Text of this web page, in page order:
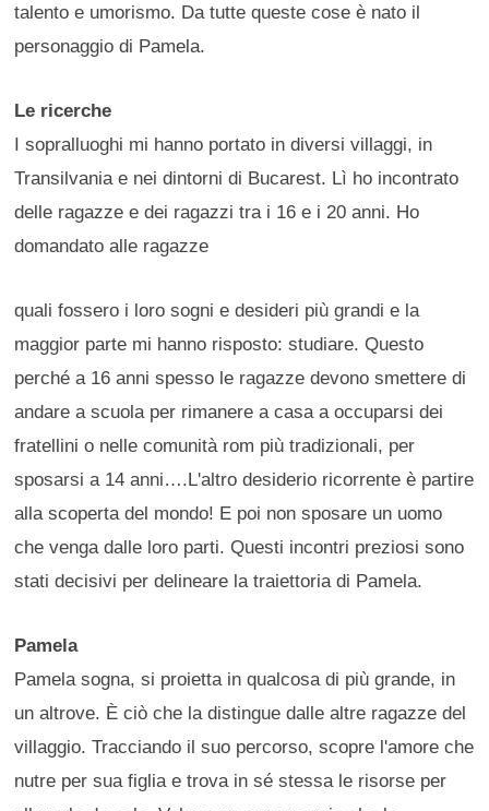
talento e umorismo. Da tutte queste cose è nato il
personaggio di Pamela.
Le ricerche
I sopralluoghi mi hanno portato in diversi villaggi, in
Transilvania e nei dintorni di Bucarest. Lì ho incontrato
delle ragazze e dei ragazzi tra i 16 e i 20 anni. Ho
domandato alle ragazze
quali fossero i loro sogni e desideri più grandi e la
maggior parte mi hanno risposto: studiare. Questo
perché a 16 anni spesso le ragazze devono smettere di
andare a scuola per rimanere a casa a occuparsi dei
fratellini o nelle comunità rom più tradizionali, per
sposarsi a 14 anni….L'altro desiderio ricorrente è partire
alla scoperta del mondo! E poi non sposare un uomo
che venga dalle loro parti. Questi incontri preziosi sono
stati decisivi per delineare la traiettoria di Pamela.
Pamela
Pamela sogna, si proietta in qualcosa di più grande, in
un altrove. È ciò che la distingue dalle altre ragazze del
villaggio. Tracciando il suo percorso, scopre l'amore che
nutre per sua figlia e trova in sé stessa le risorse per